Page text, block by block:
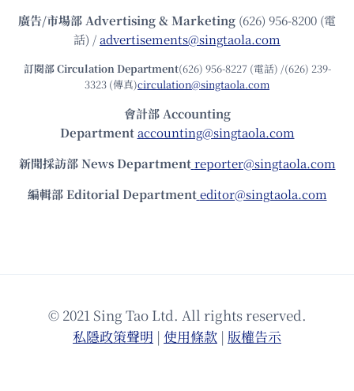
廣告/市場部Advertising & Marketing (626) 956-8200 (電
話) /advertisements@singtaola.com
訂閱部 Circulation Department(626) 956-8227 (電話) /(626) 239-
3323 (傳真)circulation@singtaola.com
會計部 Accounting
Department accounting@singtaola.com
新聞採訪部 News Department reporter@singtaola.com
編輯部 Editorial Department editor@singtaola.com
© 2021 Sing Tao Ltd. All rights reserved.
私隱政策聲明 | 使⽤條款 | 版權告⽰